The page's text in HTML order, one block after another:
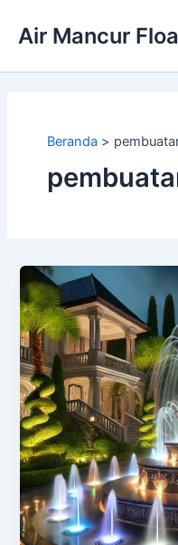
Air Mancur
Beranda